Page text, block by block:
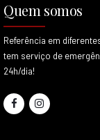
Quem somos
Referência em
tem serviço de
24h/dia!